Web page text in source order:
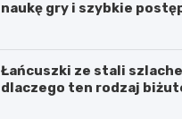
naukę gry i szybkie
Łańcuszki ze stali
dlaczego ten rodzaj